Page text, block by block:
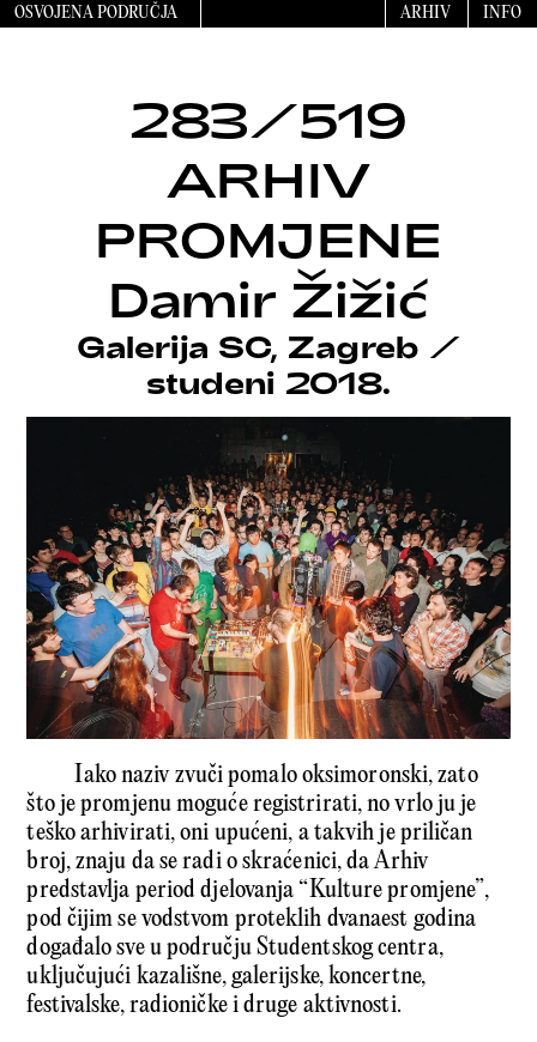
OSVOJENA PODRUČJA ARHIV INFO
283/519
ARHIV
PROMJENE
Damir Žižić
Galerija SC, Zagreb /
studeni 2018.
Iako naziv zvuči pomalo oksimoronski, zato
što je promjenu moguće registrirati, no vrlo ju je
teško arhivirati, oni upućeni, a takvih je priličan
broj, znaju da se radi o skraćenici, da Arhiv
predstavlja period djelovanja “Kulture promjene”,
pod čijim se vodstvom proteklih dvanaest godina
događalo sve u području Studentskog centra,
uključujući kazališne, galerijske, koncertne,
festivalske, radioničke i druge aktivnosti.